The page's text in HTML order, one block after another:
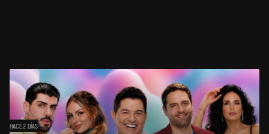
HACE 2 DÍAS